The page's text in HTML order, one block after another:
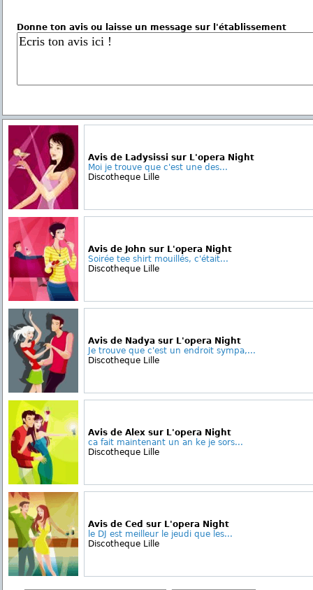
Donne ton avis ou laisse un message sur l'établissement
Avis de Ladysissi sur L'opera Night
Moi je trouve que c'est une des...
Discotheque Lille
Avis de John sur L'opera Night
Soirée tee shirt mouillés, c'était...
Discotheque Lille
Avis de Nadya sur L'opera Night
Je trouve que c'est un endroit sympa,...
Discotheque Lille
Avis de Alex sur L'opera Night
ca fait maintenant un an ke je sors...
Discotheque Lille
Avis de Ced sur L'opera Night
le DJ est meilleur le jeudi que les...
Discotheque Lille